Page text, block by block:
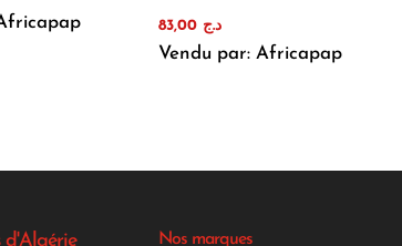
د.ج
Vendu par: Africapap
d'Algérie Nos marques